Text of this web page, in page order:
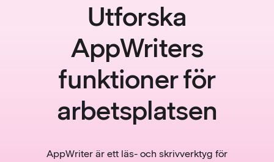
Utforska
AppWriters
funktioner för
arbetsplatsen
AppWriter är ett läs- och skrivverktyg för